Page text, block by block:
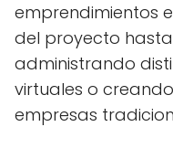
emprendimientos
del proyecto
administrando
virtuales o
empresas